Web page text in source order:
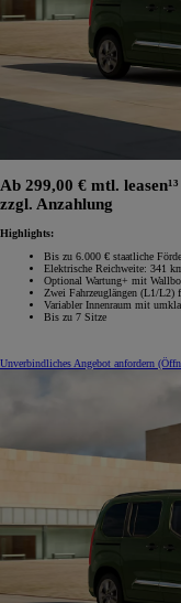
Ab 299,00 € mtl. leasen¹³
zzgl. Anzahlung
Highlights:
Bis zu 6.000 € staatliche
Elektrische Reichweite: 341
Optional Wartung+ mit
Zwei Fahrzeuglängen (L1/L2)
Variabler Innenraum mit
Bis zu 7 Sitze
Unverbindliches Angebot anfordern